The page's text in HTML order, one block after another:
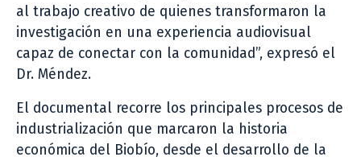
al trabajo creativo de quienes transformaron la
investigación en una experiencia audiovisual
capaz de conectar con la comunidad”, expresó el
Dr. Méndez.
El documental recorre los principales procesos de
industrialización que marcaron la historia
económica del Biobío, desde el desarrollo de la